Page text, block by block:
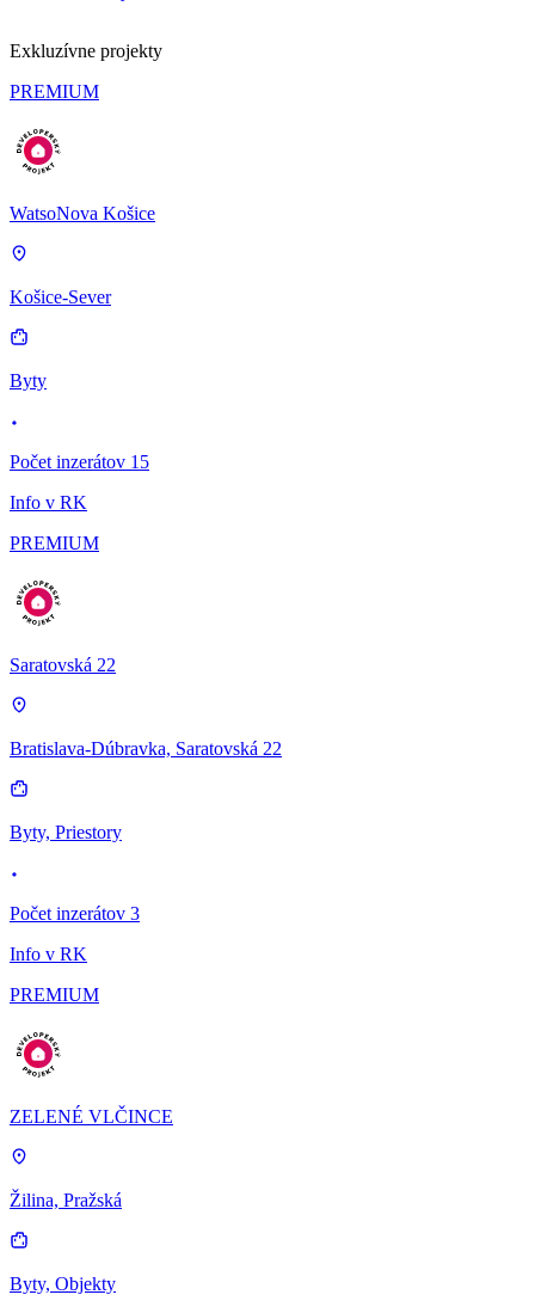
Exkluzívne projekty
PREMIUM
WatsoNova Košice
Košice-Sever
Byty
Počet inzerátov 15
Info v RK
PREMIUM
Saratovská 22
Bratislava-Dúbravka, Saratovská 22
Byty, Priestory
Počet inzerátov 3
Info v RK
PREMIUM
ZELENÉ VLČINCE
Žilina, Pražská
Byty, Objekty